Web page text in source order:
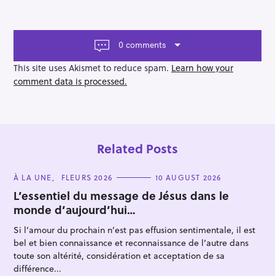
a
g
a
t
0 comments
This site uses Akismet to reduce spam. Learn how your
comment data is processed.
Related Posts
C
T
E
G
O
R
I
E
S
À LA UNE FLEURS 2026 10 AUGUST 2026
L’essentiel du message de Jésus dans le
monde d’aujourd’hui…
Si l’amour du prochain n’est pas effusion sentimentale, il est
bel et bien connaissance et reconnaissance de l’autre dans
toute son altérité, considération et acceptation de sa
différence...